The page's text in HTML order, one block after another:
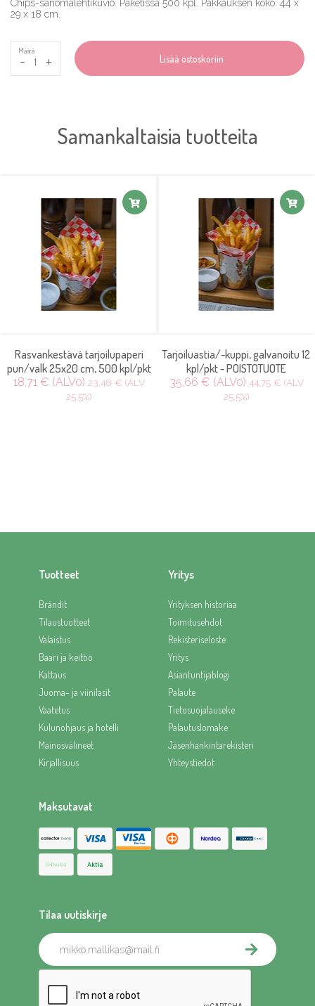
Chips-sanomalehtikuvio. Paketissa 500 kpl. Pakkauksen koko: 44 x
29 x 18 cm.
Määrä
- + Lisää ostoskoriin
Samankaltaisia tuotteita
Rasvankestävä tarjoilupaperi
pun/valk 25x20 cm, 500 kpl/pkt
18,71 € (ALV0) 23,48 € (ALV
25.5%)
Tarjoiluastia/-kuppi, galvanoitu 12
kpl/pkt - POISTOTUOTE
35,66 € (ALV0) 44,75 € (ALV
25.5%)
Tuotteet
Brändit
Tilaustuotteet
Valaistus
Baari ja keittiö
Kattaus
Juoma- ja viinilasit
Vaatetus
Kulunohjaus ja hotelli
Mainosvälineet
Kirjallisuus
Yritys
Yrityksen historiaa
Toimitusehdot
Rekisteriseloste
Yritys
Asiantuntijablogi
Palaute
Tietosuojalauseke
Palautuslomake
Jäsenhankintarekisteri
Yhteystiedot
Maksutavat
Tilaa uutiskirje